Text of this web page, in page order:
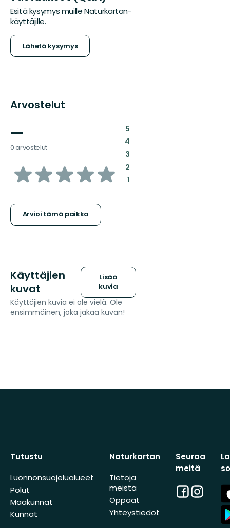
Esitä kysymys muille Naturkartan-
käyttäjille.
Lähetä kysymys
Arvostelut
—
0 arvostelut
/5
Arvioi tämä paikka
5:
4:
3:
2:
1:
Käyttäjien
kuvat
Lisää
kuvia
Käyttäjien kuvia ei ole vielä. Ole
ensimmäinen, joka jakaa kuvan!
Tutustu
Luonnonsuojelualueet
Polut
Maakunnat
Kunnat
Naturkartan
Tietoja
meistä
Oppaat
Yhteystiedot
Seuraa
meitä
Facebook